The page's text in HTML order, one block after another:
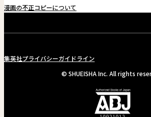
漫画の不正コピーについて
集英社プライバシーガイドライン
© SHUEISHA Inc. All rights